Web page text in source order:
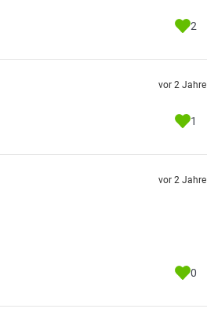
2
vor 2 Jahre
1
vor 2 Jahre
0